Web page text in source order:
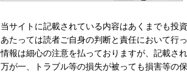
当サイトに記載されている内容はあくまでも投
あたっては読者ご自身の判断と責任において行
情報は細心の注意を払っておりますが、記載さ
万が一、トラブル等の損失が被っても損害等の